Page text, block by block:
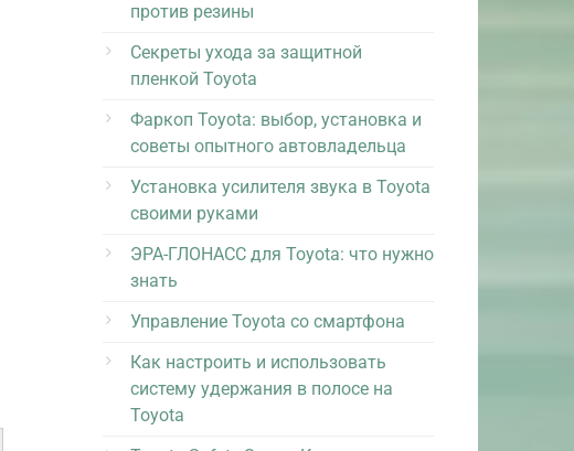
против резины
Секреты ухода за защитной
пленкой Toyota
Фаркоп Toyota: выбор, установка и
советы опытного автовладельца
Установка усилителя звука в Toyota
своими руками
ЭРА-ГЛОНАСС для Toyota: что нужно
знать
Управление Toyota со смартфона
Как настроить и использовать
систему удержания в полосе на
Toyota